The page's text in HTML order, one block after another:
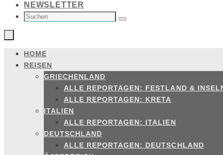
NEWSLETTER
SUCHEN
NACH: Suchen
Zum
Inhalt
springen
HOME
REISEN
GRIECHENLAND
ALLE REPORTAGEN: FESTLAND &
ALLE REPORTAGEN: KRETA
ITALIEN
ALLE REPORTAGEN: ITALIEN
DEUTSCHLAND
ALLE REPORTAGEN: DEUTSCHLAND